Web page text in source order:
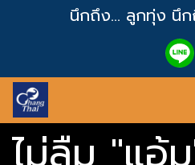
นึกถึง... ลูกทุ่ง นึก